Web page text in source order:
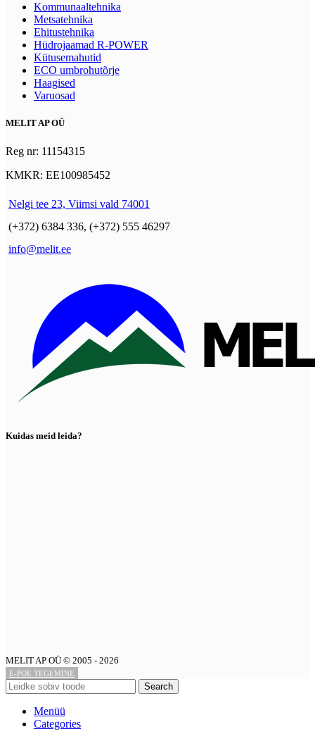
Kommunaaltehnika
Metsatehnika
Ehitustehnika
Hüdrojaamad R-POWER
Kütusemahutid
ECO umbrohutõrje
Haagised
Varuosad
MELIT AP OÜ
Reg nr: 11154315
KMKR: EE100985452
Nelgi tee 23, Viimsi vald 74001
(+372) 6384 336, (+372) 555 46297
info@melit.ee
Kuidas meid leida?
MELIT AP OÜ © 2005 - 2026
E-POE TEGEMINE
Search
Menüü
Categories